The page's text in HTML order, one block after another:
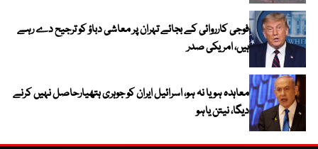
فوجی کارروائی کے بجائے تہران پر معاشی دباؤ کو ترجیح دے رہے
ہیں، امریکی صدر
معاہدہ ہو یا نہ ہو، اسرائیل ایران کو جوہری ہتھیارحاصل نہیں کرنے
دیگا، نیتن یاہو